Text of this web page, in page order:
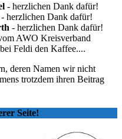
- herzlichen Dank dafür!
- herzlichen Dank dafür!
- herzlichen Dank dafür!
AWO Kreisverband
Feldi den Kaffee....
deren Namen wir nicht
trotzdem ihren Beitrag
Seite!